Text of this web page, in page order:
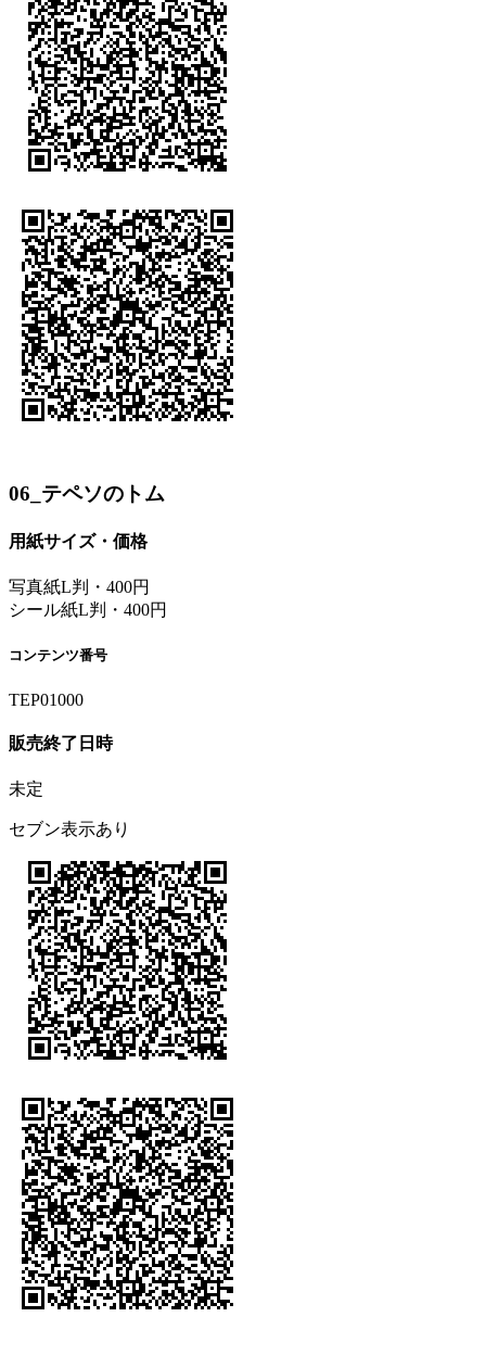
06_テペソのトム
用紙サイズ・価格
写真紙L判・400円
シール紙L判・400円
コンテンツ番号
TEP01000
販売終了日時
未定
セブン表示あり